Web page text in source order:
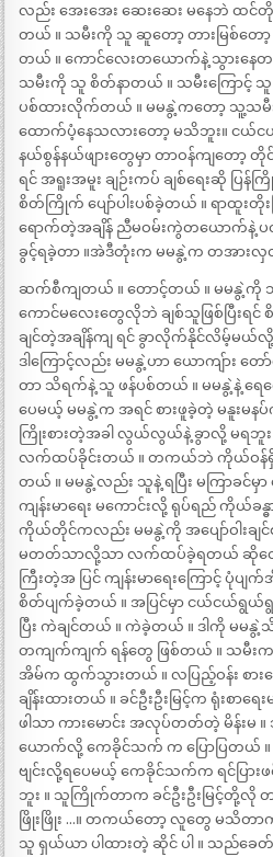
လည်း အေးအေး ဆေးဆေး မနေဘဲ ထင်
တယ် ။ သမီးကို သူ ဆူတော့ တားမြစ်တေ
တယ် ။ ကောင်လေးတယောက်နဲ့ သွားနေ
သမီးကို သူ စိတ်နာတယ် ။ သမီးကြော
ပစ်ထားလိုက်တယ် ။ မမနွဲ့ကတော့ သူ့
ထောက်ပံ့နေသလားတော့ မသိဘူး။ ငယ်
နယ်စွန်နယ်ဖျားတွေမှာ တာဝန်ကျတော့ တိုင်
ရင် အရူးအမူး ချဉ်းကပ် ချစ်ရေးဆို ပြန်
စိတ်ကြိုက် ပျော်ပါးပစ်ခဲ့တယ် ။ ရာထူးတိုးပ
ရောက်တဲ့အချိန် ညီမဝမ်းကွဲတယောက်နဲ့ ပတ်
ခွင့်ရခဲ့တာ ။အဲဒီတုံးက မမနွဲ့က တအား
ဆက်စီကျတယ် ။ တောင့်တယ် ။ မမနွဲ့
ကောင်မလေးတွေလိုဘဲ ချစ်သူဖြစ်ပြီးရင် စိ
ချင်တဲ့အချိန်ကျ ရင် ခွာလိုက်နိုင်လိမ့်မယ်
ဒါကြောင့်လည်း မမနွဲ့ဟာ ယောကျ်ား တော်
တာ သိရက်နဲ့ သူ ဖန်ပစ်တယ် ။ မမနွဲ့နဲ့ ရေ
ပေမယ့် မမနွဲ့က အရင် စားဖူခဲ့တဲ့ မနူးမ
ကြိုးစားတဲ့အခါ လွယ်လွယ်နဲ့ ခွာလို့ မရဘူ
လက်ထပ်ခိုင်းတယ် ။ တကယ်ဘဲ ကိုယ်ဝန်ရှိန
တယ် ။ မမနွဲ့လည်း သူနဲ့ ရပြီး မကြာခင်မှာ
ကျန်းမာရေး မကောင်းလို့ ရုပ်ရည် ကိုယ်ခ
ကိုယ်တိုင်ကလည်း မမနွဲ့ကို အပျော်ဝါးချင်စ
မတတ်သာလို့သာ လက်ထပ်ခဲ့ရတယ် ဆို
ကြီးတဲ့အ ပြင် ကျန်းမာရေးကြောင့် ပုံပ
စိတ်ပျက်ခဲ့တယ် ။ အပြင်မှာ ငယ်ငယ်ရွ
ပြီး ကဲချင်တယ် ။ ကဲခဲ့တယ် ။ ဒါကို မမနွဲ့
တကျက်ကျက် ရန်တွေ ဖြစ်တယ် ။ သမီးက
အိမ်က ထွက်သွားတယ် ။ လပြည့်ဝန်း စားသ
ချိန်းထားတယ် ။ ခင်ဦးဦးမြင့်က ရုံး
ဖါသာ ကားမောင်း အလုပ်တတ်တဲ့ မိန်းမ
ယောက်လို့ ကေခိုင်သက် က ပြောပြတယ်
ဗျင်းလို့ရပေမယ့် ကေခိုင်သက်က ရင်ပြားဖ
ဘူး ။ သူကြိုက်တာက ခင်ဦးဦးမြင့်တို့လို တ
ဖြိုးဖြိုး …။ တကယ်တော့ လူတွေ မသိတာ
သူ ရှယ်ယာ ပါထားတဲ့ ဆိုင် ပါ ။ သည်ခေ